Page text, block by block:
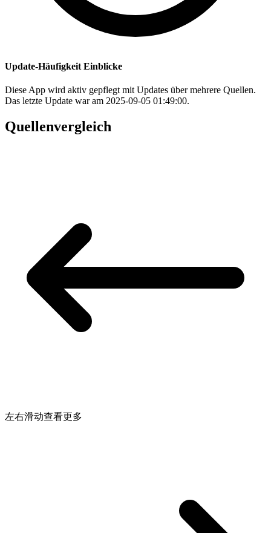
Update-Häufigkeit Einblicke
Diese App wird aktiv gepflegt mit Updates über mehrere Quellen.
Das letzte Update war am 2025-09-05 01:49:00.
Quellenvergleich
左右滑动查看更多